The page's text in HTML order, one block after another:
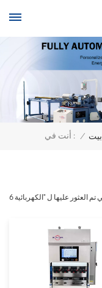
أنت في : / بيت